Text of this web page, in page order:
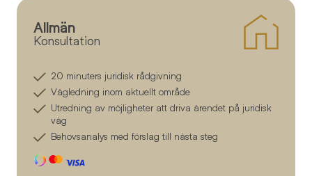
Allmän
Konsultation
20 minuters juridisk rådgivning
Vägledning inom aktuellt område
Utredning av möjligheter att driva ärendet på juridisk
väg
Behovsanalys med förslag till nästa steg